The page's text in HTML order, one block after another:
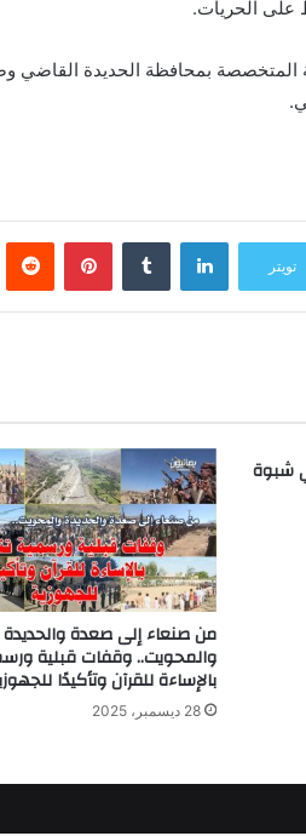
على الحريات.
المتخصصة بمحافظة الحديدة
تويتر
لينكدإن بينتيريست
شبوة
من صنعاء إلى صعدة والحديدة
والمحويت.. وقفات قبلية
بالإساءة للقرآن وتأكيدًا
28 ديسمبر، 2025